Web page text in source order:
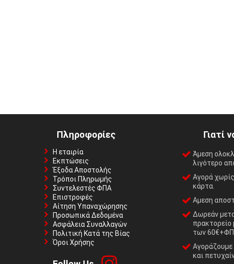
Πληροφορίες
Η εταιρία
Εκπτώσεις
Έξοδα Αποστολής
Τρόποι Πληρωμής
Συντελεστές ΦΠΑ
Επιστροφές
Αίτηση Υπαναχώρησης
Προσωπικά Δεδομένα
Ασφάλεια Συναλλαγών
Πολιτική Κατά της Βίας
Όροι Χρήσης
Γιατί
Άμεση
λιγότερο
Αγορά
κάρτα.
Αμεση
Δωρεάν
των
Αγοράζουμε
και